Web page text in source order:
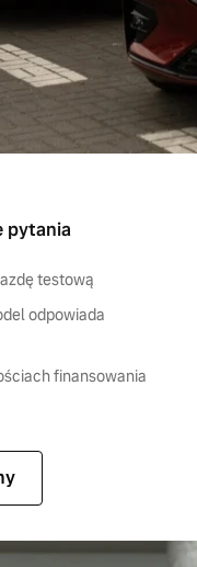
pytania
testową
odpowiada
finansowania